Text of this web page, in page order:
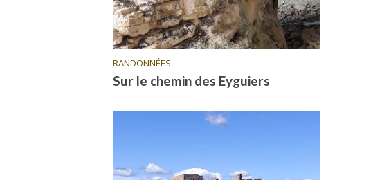
RANDONNÉES
Sur le chemin des Eyguiers